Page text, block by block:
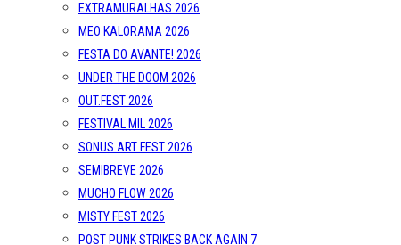
EXTRAMURALHAS 2026
MEO KALORAMA 2026
FESTA DO AVANTE! 2026
UNDER THE DOOM 2026
OUT.FEST 2026
FESTIVAL MIL 2026
SONUS ART FEST 2026
SEMIBREVE 2026
MUCHO FLOW 2026
MISTY FEST 2026
POST PUNK STRIKES BACK AGAIN 7